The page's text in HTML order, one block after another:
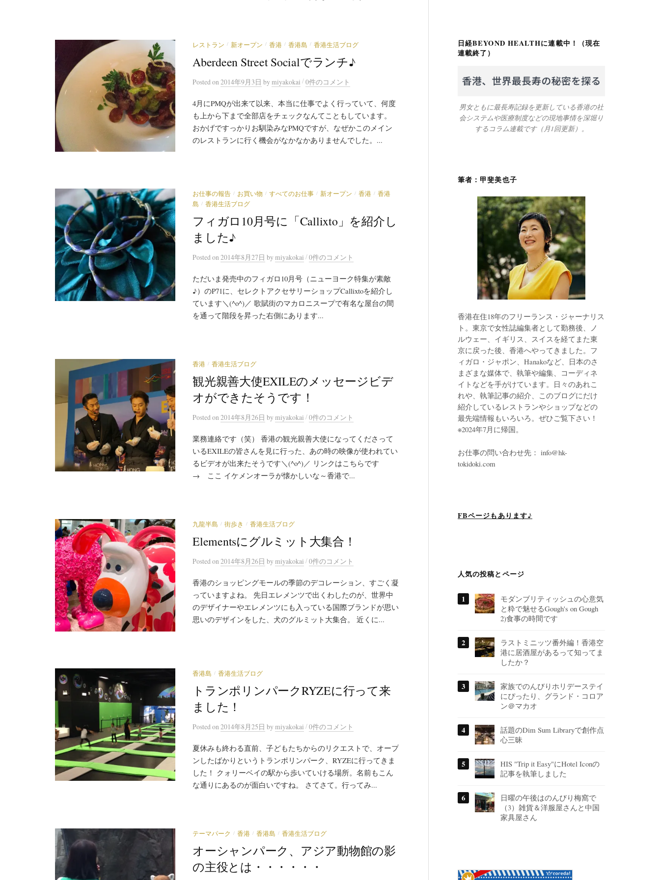
レストラン / 新オープン / 香港 / 香港島 / 香港生活ブログ
Aberdeen Street Socialでランチ♪
Posted on 2014年9月3日 by miyakokai /0件のコメント
4月にPMQが出来て以来、本当に仕事でよく行っていて、何度
も上から下まで全部店をチェックなんてこともしています。
おかげですっかりお馴染みなPMQですが、なぜかこのメイン
のレストランに行く機会がなかなかありませんでした。...
お仕事の報告 / お買い物 / すべてのお仕事 / 新オープン / 香港 / 香港
島 / 香港生活ブログ
フィガロ10月号に「Callixto」を紹介し
ました♪
Postedon 2014年8月27日 by miyakokai /0件のコメント
ただいま発売中のフィガロ10月号（ニューヨーク特集が素敵
♪）のP71に、セレクトアクセサリーショップCallixtoを紹介し
ています＼(^o^)／ 歌賦街のマカロニスープで有名な屋台の間
を通って階段を昇った右側にあります...
香港 / 香港生活ブログ
観光親善大使EXILEのメッセージビデ
オができたそうです！
Postedon 2014年8月26日 by miyakokai /0件のコメント
業務連絡です（笑） 香港の観光親善大使になってくださって
いるEXILEの皆さんを見に行った、あの時の映像が使われてい
るビデオが出来たそうです＼(^o^)／ リンクはこちらです
→ ここ イケメンオーラが懐かしいな～香港で...
九龍半島 / 街歩き / 香港生活ブログ
Elementsにグルミット大集合！
Postedon 2014年8月26日 by miyakokai /0件のコメント
香港のショッピングモールの季節のデコレーション、すごく凝
っていますよね。 先日エレメンツで出くわしたのが、世界中
のデザイナーやエレメンツにも入っている国際ブランドが思い
思いのデザインをした、犬のグルミット大集合。 近くに...
香港島 / 香港生活ブログ
トランポリンパークRYZEに行って来
ました！
Postedon 2014年8月25日 by miyakokai /0件のコメント
夏休みも終わる直前、子どもたちからのリクエストで、オープ
ンしたばかりというトランポリンパーク、RYZEに行ってきま
した！ クォリーベイの駅から歩いていける場所。名前もこん
な通りにあるのが面白いですね。 さてさて。行ってみ...
テーマパーク / 香港 / 香港島 / 香港生活ブログ
オーシャンパーク、アジア動物館の影
の主役とは・・・・・・
日経BEYOND HEALTHに連載中！（現在
連載終了）
男女ともに最長寿記録を更新している香港の社
会システムや医療制度などの現地事情を深堀り
するコラム連載です（月1回更新）。
筆者：甲斐美也子
香港在住18年のフリーランス・ジャーナリス
ト。東京で女性誌編集者として勤務後、ノ
ルウェー、イギリス、スイスを経てまた東
京に戻った後、香港へやってきました。フ
ィガロ・ジャポン、Hanakoなど、日本のさ
まざまな媒体で、執筆や編集、コーディネ
イトなどを手がけています。日々のあれこ
れや、執筆記事の紹介、このブログにだけ
紹介しているレストランやショップなどの
最先端情報もいろいろ。ぜひご覧下さい！
※2024年7月に帰国。
お仕事の問い合わせ先： info@hk-
tokidoki.com
FBページもあります♪
人気の投稿とページ
モダンブリティッシュの心意気
と粋で魅せるGough's on Gough
2)食事の時間です
ラストミニッツ番外編！香港空
港に居酒屋があるって知ってま
したか？
家族でのんびりホリデーステイ
にぴったり、グランド・コロア
ン＠マカオ
話題のDim Sum Libraryで創作点
心三昧
HIS "Trip it Easy"にHotel Iconの
記事を執筆しました
日曜の午後はのんびり梅窩で
（3）雑貨＆洋服屋さんと中国
家具屋さん